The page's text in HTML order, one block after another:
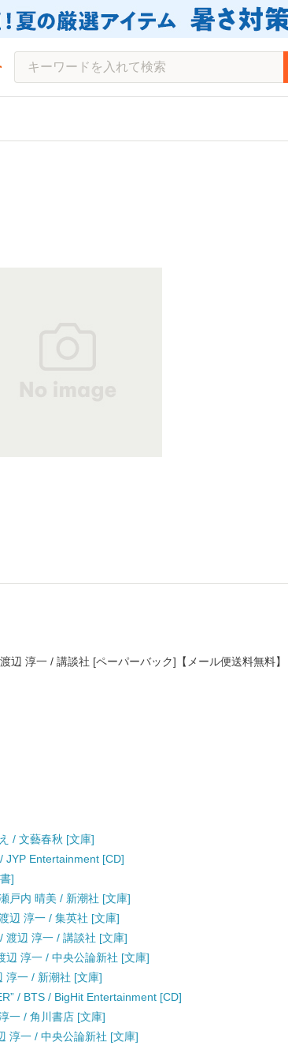
辺 淳一 / 講談社 [ペーパーバック]【メール便送料無料】
/ 文藝春秋 [文庫]
JYP Entertainment [CD]
]
戸内 晴美 / 新潮社 [文庫]
辺 淳一 / 集英社 [文庫]
渡辺 淳一 / 講談社 [文庫]
辺 淳一 / 中央公論新社 [文庫]
淳一 / 新潮社 [文庫]
/ BTS / BigHit Entertainment [CD]
一 / 角川書店 [文庫]
淳一 / 中央公論新社 [文庫]